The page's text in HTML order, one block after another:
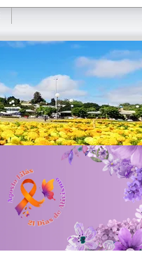
REDES SOCIAIS WEBMAIL